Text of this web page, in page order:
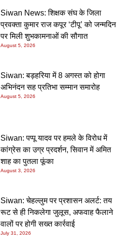
Siwan News: शिक्षक संघ के जिला
प्रवक्ता कुमार राज कपूर ‘टीपू’ को जन्मदिन
पर मिली शुभकामनाओं की सौगात
August 5, 2026
Siwan: बड़हरिया में 8 अगस्त को होगा
अभिनंदन सह प्रतिभा सम्मान समारोह
August 5, 2026
Siwan: पप्पू यादव पर हमले के विरोध में
कांग्रेस का उग्र प्रदर्शन, सिवान में अमित
शाह का पुतला फूंका
August 3, 2026
Siwan: चेहल्लुम पर प्रशासन अलर्ट: तय
रूट से ही निकलेगा जुलूस, अफवाह फैलाने
वालों पर होगी सख्त कार्रवाई
July 31, 2026